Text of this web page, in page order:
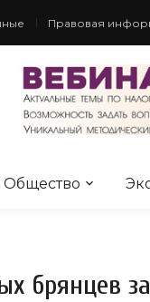
Правовая
Общество
брянцев